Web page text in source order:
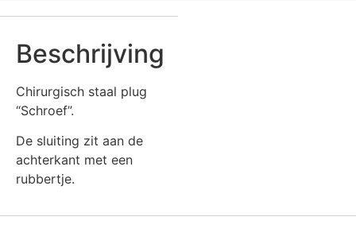
Beschrijving
Chirurgisch staal plug
“Schroef”.
De sluiting zit aan de
achterkant met een
rubbertje.